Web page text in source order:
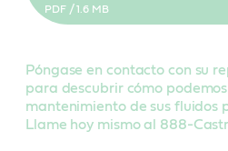
PDF / 1.6 MB
Póngase en contacto con su
para descubrir cómo
mantenimiento de sus fluidos
Llame hoy mismo al 888-